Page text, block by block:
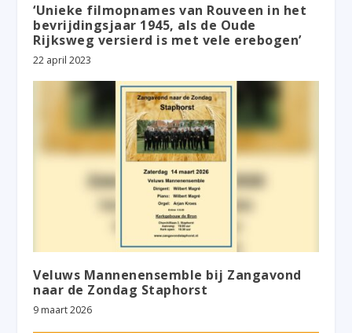
‘Unieke filmopnames van Rouveen in het
bevrijdingsjaar 1945, als de Oude
Rijksweg versierd is met vele erebogen’
22 april 2023
Veluws Mannenensemble bij Zangavond
naar de Zondag Staphorst
9 maart 2026